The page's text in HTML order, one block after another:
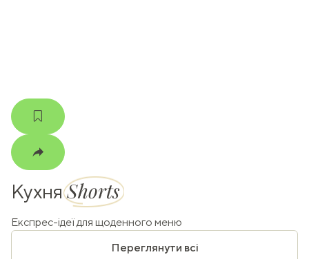
КухняShorts
Експрес-ідеї для щоденного меню
Переглянути всі